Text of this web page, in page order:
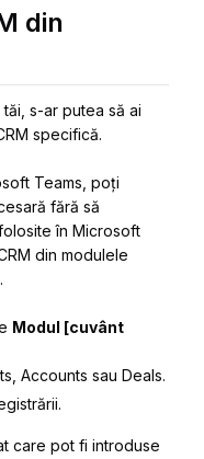
din
s-ar putea să ai
specifică.
Teams, poți
fără să
în Microsoft
din modulele
Modul [cuvânt
Accounts sau Deals.
care pot fi introduse